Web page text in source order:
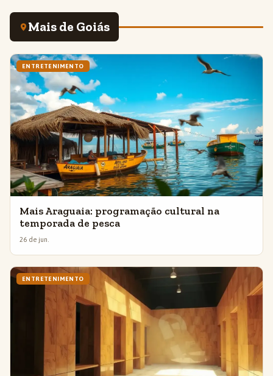
Mais de Goiás
ENTRETENIMENTO
Mais Araguaia: programação cultural na
temporada de pesca
26 de jun.
ENTRETENIMENTO